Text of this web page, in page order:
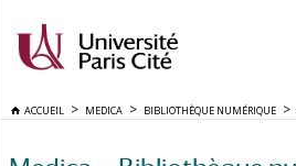
ACCUEIL MEDICA BIBLIOTHÈQUE NUMÉRIQUE